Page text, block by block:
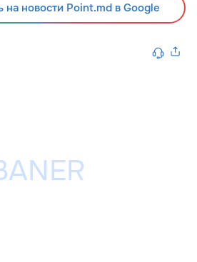
на новости Point.md в Google